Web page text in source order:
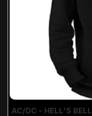
AC/DC - HELL'S BELL